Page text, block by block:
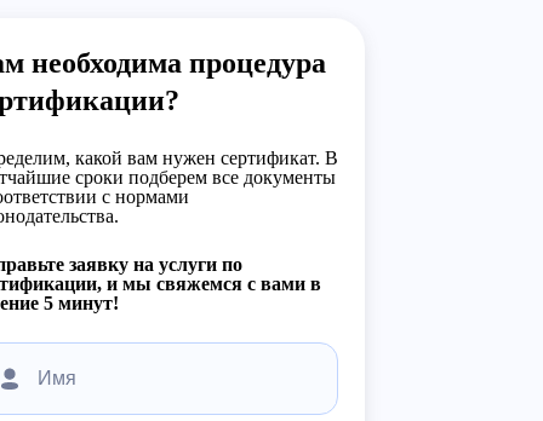
необходима процедура
какой вам нужен сертификат. В
сроки подберем все документы
с нормами
заявку на услуги по
и мы свяжемся с вами в
5 минут!